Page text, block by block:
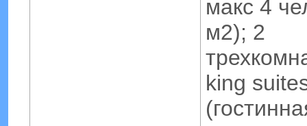
макс 4
м2); 2
king